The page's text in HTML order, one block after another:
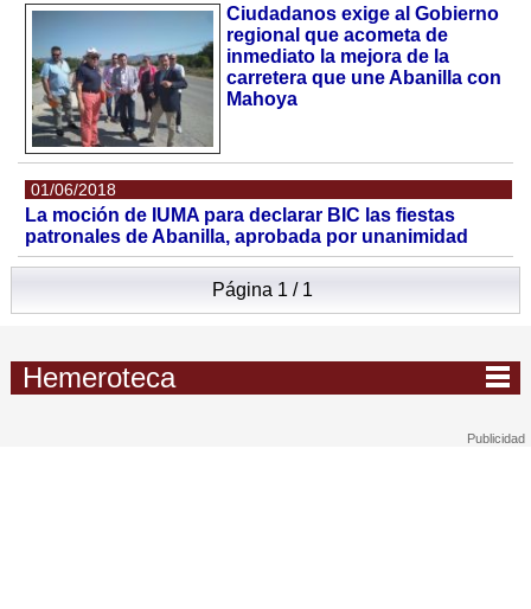
Ciudadanos exige al Gobierno
regional que acometa de
inmediato la mejora de la
carretera que une Abanilla con
Mahoya
01/06/2018
La moción de IUMA para declarar BIC las fiestas
patronales de Abanilla, aprobada por unanimidad
Página 1 / 1
Hemeroteca